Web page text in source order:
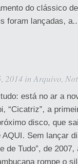
do clássico
foram lançadas,
2014 inArquivo,
está no ar a
“Cicatriz”, a
disco, que
AQUI. Sem lançar
de Tudo”, de 2007,
rompe o